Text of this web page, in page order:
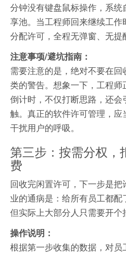
分钟没有键盘鼠标操作，系
享池。当工程师回来继续工
分配许可，全程无弹窗、无提
注意事项/避坑指南：
需要注意的是，绝对不要在回
类的警告。想象一下，工程
倒计时，不仅打断思路，还
触。真正的软件许可管理，
干扰用户的呼吸。
第三步：按需分权，
费
回收完闲置许可，下一步是
业的通病是：给所有员工都配
但实际上大部分人只需要开个
操作说明：
根据第一步收集的数据，对